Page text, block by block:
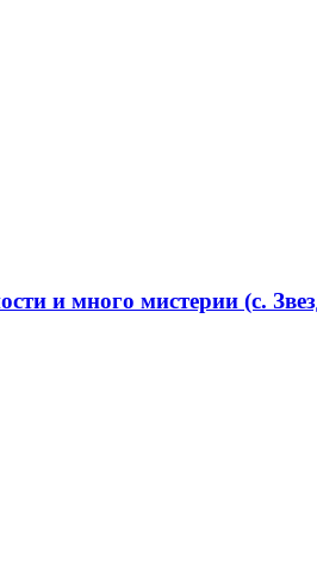
и много мистерии (с.